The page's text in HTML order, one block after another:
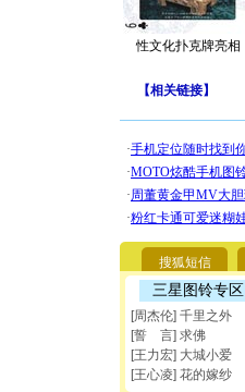
性文化扑克牌亮相
【相关链接】
搜狐短信
三星图铃专区
[周杰伦] 千里之外
[誓 言] 求佛
[王力宏] 大城小爱
[王心凌] 花的嫁纱